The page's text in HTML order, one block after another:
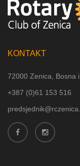
KONTAKT
72000 Zenica, Bosna
+387 (0)61 153 516